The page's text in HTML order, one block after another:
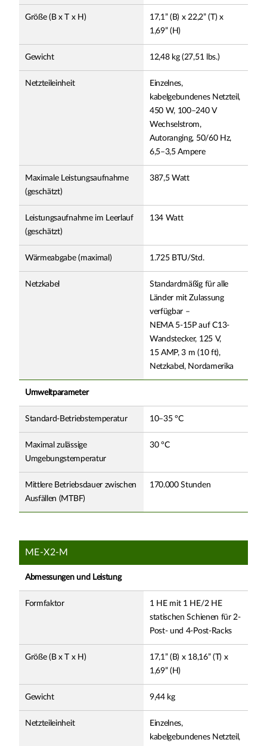
Größe (B x T x H)
17,1” (B) x 22,2” (T) x
1,69” (H)
Gewicht 12,48 kg (27,51 lbs.)
Netzteileinheit
Einzelnes,
kabelgebundenes Netzteil,
450 W, 100–240 V
Wechselstrom,
Autoranging, 50/60 Hz,
6,5–3,5 Ampere
Maximale Leistungsaufnahme
(geschätzt)
387,5 Watt
Leistungsaufnahme im Leerlauf
(geschätzt)
134 Watt
Wärmeabgabe (maximal) 1.725 BTU/Std.
Netzkabel
Standardmäßig für alle
Länder mit Zulassung
verfügbar –
NEMA 5-15P auf C13-
Wandstecker, 125 V,
15 AMP, 3 m (10 ft),
Netzkabel, Nordamerika
Umweltparameter
Standard-Betriebstemperatur 10–35 °C
Maximal zulässige
Umgebungstemperatur
30 °C
Mittlere Betriebsdauer zwischen
Ausfällen (MTBF)
170.000 Stunden
ME-X2-M
Abmessungen und Leistung
Formfaktor
1 HE mit 1 HE/2 HE
statischen Schienen für 2-
Post- und 4-Post-Racks
Größe (B x T x H)
17,1” (B) x 18,16” (T) x
1,69” (H)
Gewicht 9,44 kg
Netzteileinheit
Einzelnes,
kabelgebundenes Netzteil,